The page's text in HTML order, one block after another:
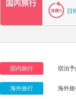
日
国内旅行 宿泊
海外旅行 海外